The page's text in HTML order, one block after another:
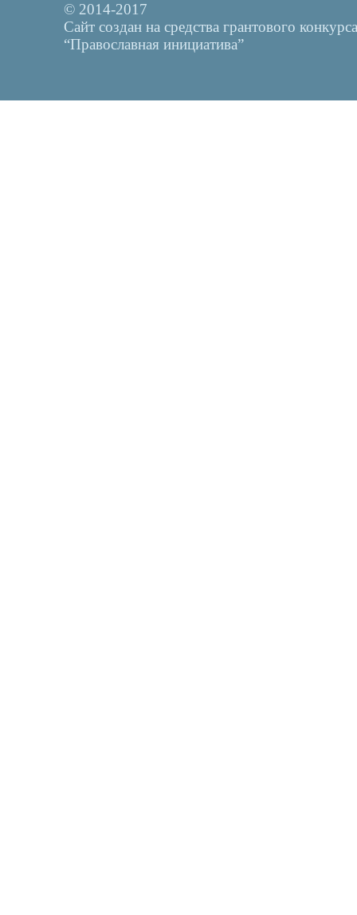
© 2014-2017
Сайт создан на средства грантового конкурса
“Православная инициатива”